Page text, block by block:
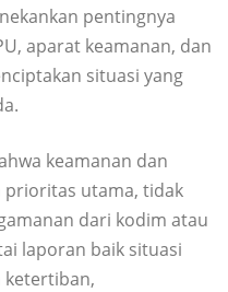
pentingnya
aparat keamanan, dan
situasi yang
keamanan dan
prioritas utama, tidak
dari kodim atau
laporan baik situasi
ketertiban,